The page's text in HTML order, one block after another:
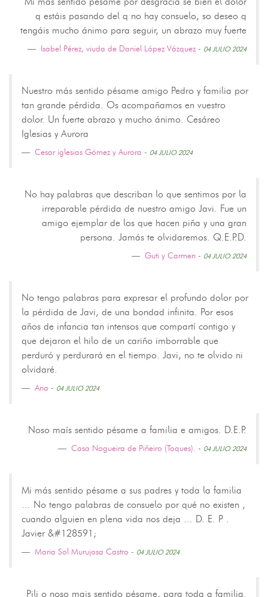
q estáis pasando del q no hay consuelo, so deseo q
tengáis mucho ánimo para seguir, un abrazo muy fuerte
Isabel Pérez, viuda de Daniel López Vázquez - 04 JULIO 2024
Nuestro más sentido pésame amigo Pedro y familia por
tan grande pérdida. Os acompañamos en vuestro
dolor. Un fuerte abrazo y mucho ánimo. Cesáreo
Iglesias y Aurora
Cesar iglesias Gómez y Aurora - 04 JULIO 2024
No hay palabras que describan lo que sentimos por la
irreparable pérdida de nuestro amigo Javi. Fue un
amigo ejemplar de los que hacen piña y una gran
persona. Jamás te olvidaremos. Q.E.P.D.
Guti y Carmen - 04 JULIO 2024
No tengo palabras para expresar el profundo dolor por
la pérdida de Javi, de una bondad infinita. Por esos
años de infancia tan intensos que compartí contigo y
que dejaron el hilo de un cariño imborrable que
perduró y perdurará en el tiempo. Javi, no te olvido ni
olvidaré.
Ana - 04 JULIO 2024
Noso maís sentido pésame a familia e amigos. D.E.P.
Casa Nogueira de Piñeiro (Toques). - 04 JULIO 2024
Mi más sentido pésame a sus padres y toda la familia
... No tengo palabras de consuelo por qué no existen ,
cuando alguien en plena vida nos deja ... D. E. P .
Javier &#128591;
Maria Sol Murujosa Castro - 04 JULIO 2024
Pili o noso mais sentido pésame, para toda a familia.